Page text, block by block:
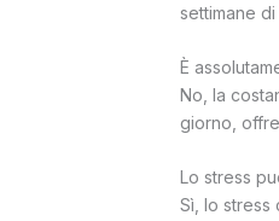
settimane
È
No, la
giorno,
Lo stress
Sì, lo stress